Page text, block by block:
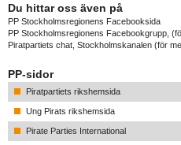
Du hittar oss även på
PP Stockholmsregionens Facebooksida
PP Stockholmsregionens Facebookgrupp ,
Piratpartiets chat, Stockholmskanalen (för
PP-sidor
Piratpartiets rikshemsida
Ung Pirats rikshemsida
Pirate Parties International